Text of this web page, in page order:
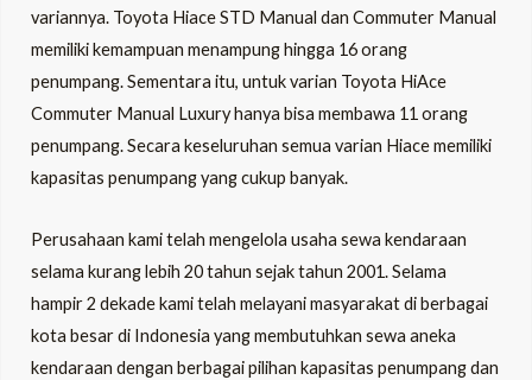
variannya. Toyota Hiace STD Manual dan Commuter Manual
memiliki kemampuan menampung hingga 16 orang
penumpang. Sementara itu, untuk varian Toyota HiAce
Commuter Manual Luxury hanya bisa membawa 11 orang
penumpang. Secara keseluruhan semua varian Hiace memiliki
kapasitas penumpang yang cukup banyak.
Perusahaan kami telah mengelola usaha sewa kendaraan
selama kurang lebih 20 tahun sejak tahun 2001. Selama
hampir 2 dekade kami telah melayani masyarakat di berbagai
kota besar di Indonesia yang membutuhkan sewa aneka
kendaraan dengan berbagai pilihan kapasitas penumpang dan